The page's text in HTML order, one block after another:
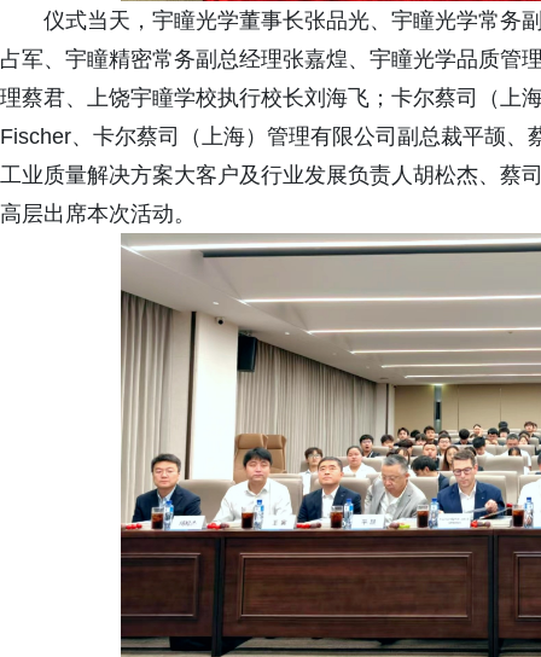
仪式当天，宇瞳光学董事长张品光、宇瞳光学常务
占军、宇瞳精密常务副总经理张嘉煌、宇瞳光学品质管
理蔡君、上饶宇瞳学校执行校长刘海飞；卡尔蔡司（上
Fischer、卡尔蔡司（上海）管理有限公司副总裁平颉
工业质量解决方案大客户及行业发展负责人胡松杰、蔡
高层出席本次活动。